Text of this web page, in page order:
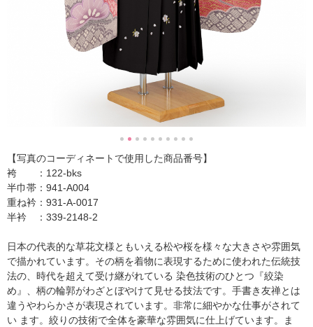
【写真のコーディネートで使用した商品番号】
袴 ：122-bks
半巾帯：941-A004
重ね衿：931-A-0017
半衿 ：339-2148-2
日本の代表的な草花文様ともいえる松や桜を様々な大きさや雰囲気
で描かれています。その柄を着物に表現するために使われた伝統技
法の、時代を超えて受け継がれている 染色技術のひとつ『絞染
め』、柄の輪郭がわざとぼやけて見せる技法です。手書き友禅とは
違うやわらかさが表現されています。非常に細やかな仕事がされて
い ます。絞りの技術で全体を豪華な雰囲気に仕上げています。ま